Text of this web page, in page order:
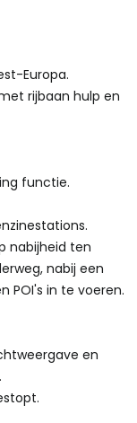
Europa.
rijbaan hulp en
functie.
nabijheid ten
nabij een
POI's in te voeren.
en